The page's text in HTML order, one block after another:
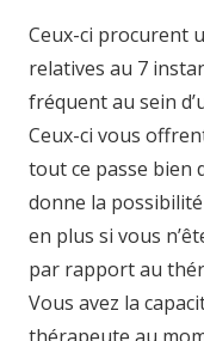
Ceux-ci procurent
relatives au 7
fréquent au sein
Ceux-ci vous
tout ce passe bien
donne la
en plus si vous
par rapport au
Vous avez la